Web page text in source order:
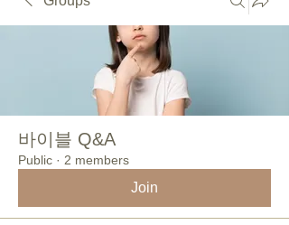
바이블 Q&A
Public · 2 members
Join